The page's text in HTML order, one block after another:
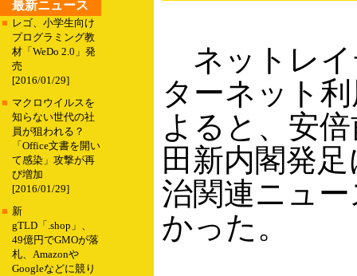
最新ニュース
■ レゴ、小学生向け
プログラミング教
材「WeDo 2.0」発
売
[2016/01/29]
■ マクロウイルスを
知らない世代の社
員が狙われる？
「Office文書を開い
て感染」攻撃が再
び増加
[2016/01/29]
■ 新
gTLD「.shop」、
49億円でGMOが落
札、Amazonや
Googleなどに競り
ネットレイ
ターネット
よると、安
田新内閣発
治関連ニュ
かった。